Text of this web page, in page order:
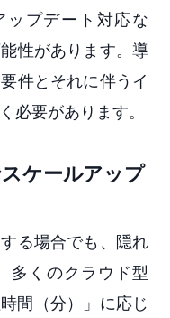
ップデート対応な
性があります。導
件とそれに伴うイ
必要があります。
ケールアップ
る場合でも、隠れ
多くのクラウド型
間（分）」に応じ